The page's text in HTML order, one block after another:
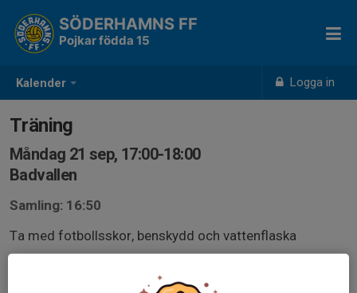
Kalender Logga in
SÖDERHAMNS FF
Pojkar födda 15
Träning
Måndag 21 sep, 17:00-18:00
Badvallen
Samling: 16:50
Ta med fotbollsskor, benskydd och vattenflaska